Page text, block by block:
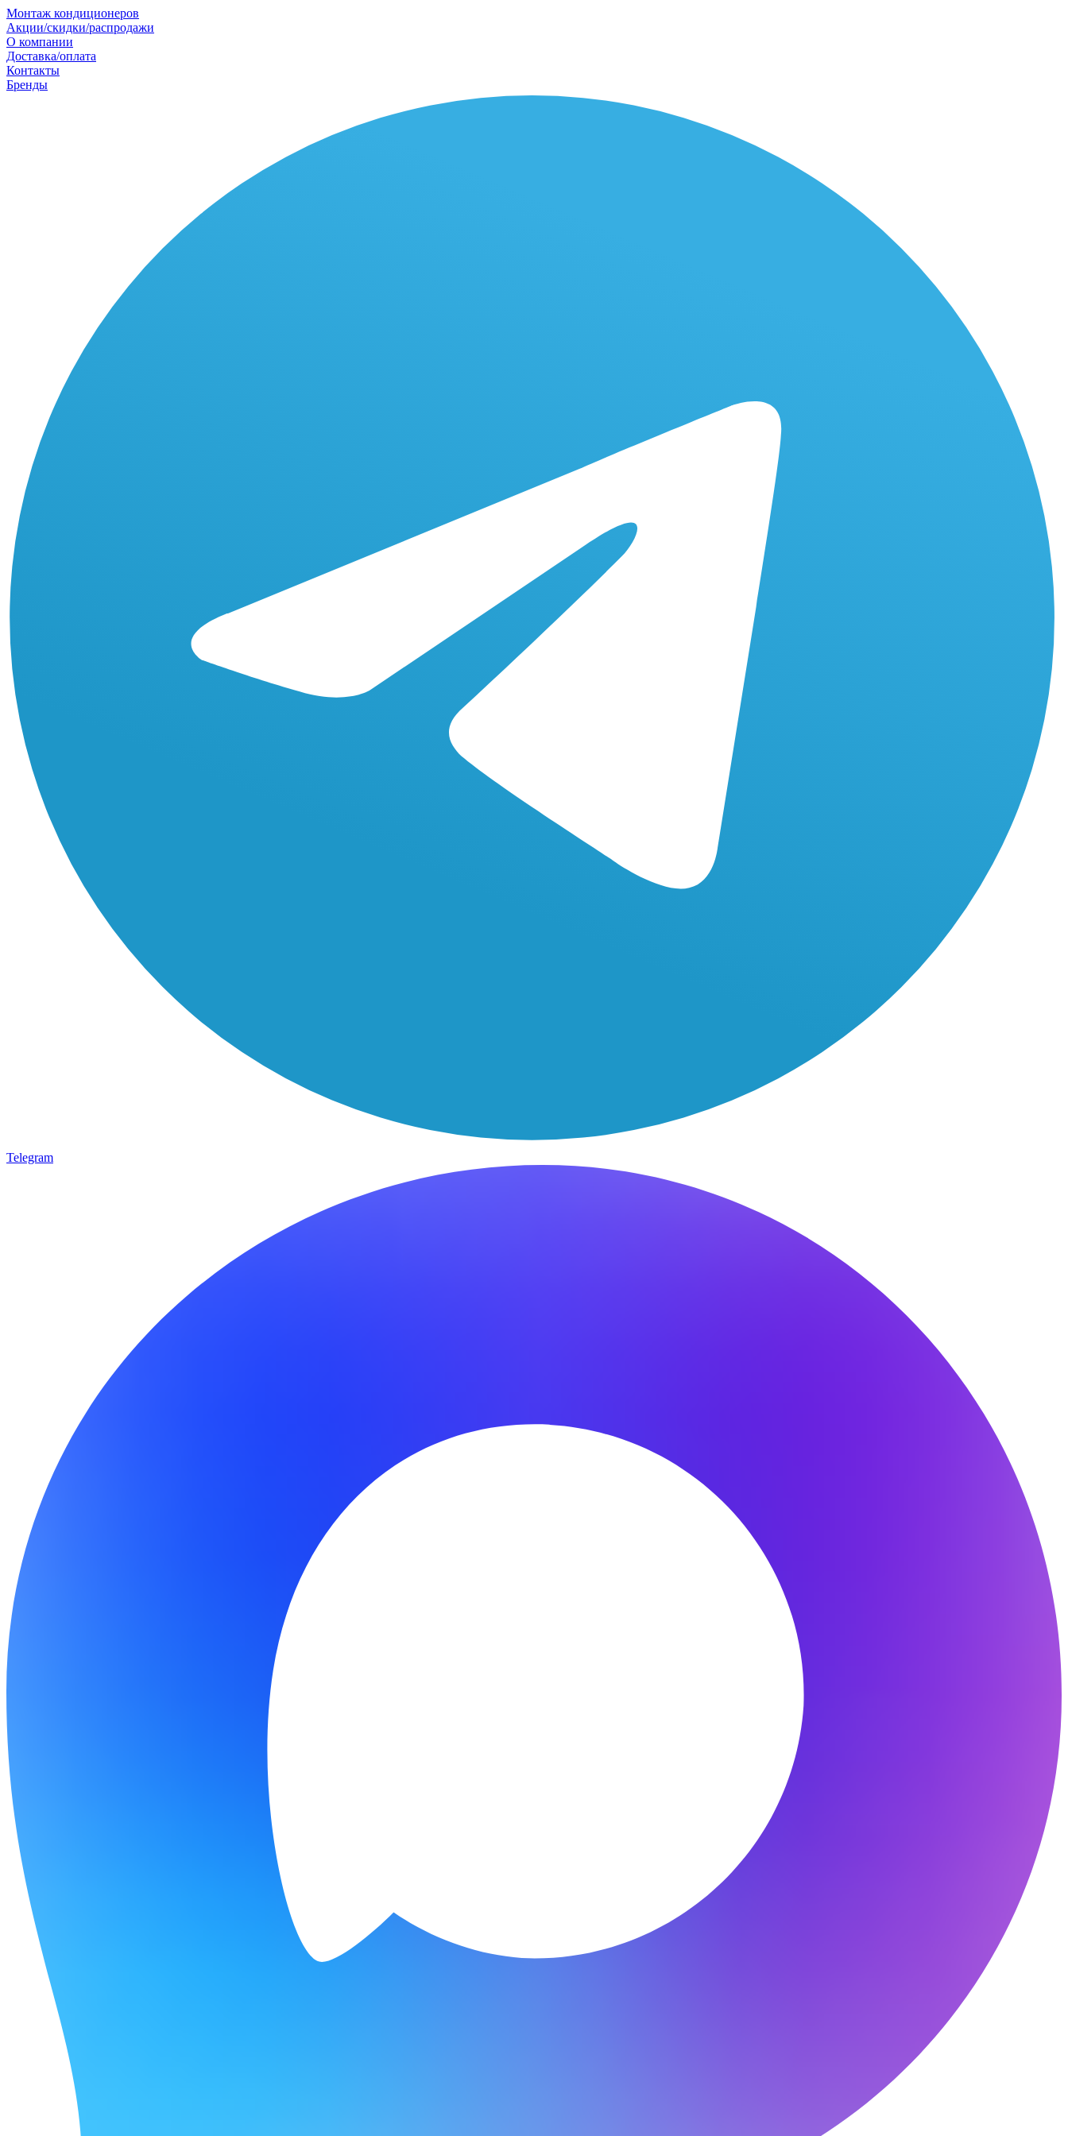
Монтаж кондиционеров
Акции/скидки/распродажи
О компании
Доставка/оплата
Контакты
Бренды
Telegram